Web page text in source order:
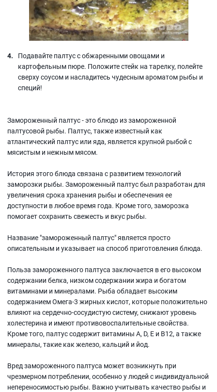
Подавайте палтус с обжаренными овощами и
картофельным пюре. Положите стейк на тарелку, полейте
сверху соусом и насладитесь чудесным ароматом рыбы и
специй!
Замороженный палтус - это блюдо из замороженной
палтусовой рыбы. Палтус, также известный как
атлантический палтус или яда, является крупной рыбой с
мясистым и нежным мясом.
История этого блюда связана с развитием технологий
заморозки рыбы. Замороженный палтус был разработан для
увеличения срока хранения рыбы и обеспечения ее
доступности в любое время года. Кроме того, заморозка
помогает сохранить свежесть и вкус рыбы.
Название "замороженный палтус" является просто
описательным и указывает на способ приготовления блюда.
Польза замороженного палтуса заключается в его высоком
содержании белка, низком содержании жира и богатом
витаминами и минералами. Рыба обладает высоким
содержанием Омега-3 жирных кислот, которые положительно
влияют на сердечно-сосудистую систему, снижают уровень
холестерина и имеют противовоспалительные свойства.
Кроме того, палтус содержит витамины A, D, E и В12, а также
минералы, такие как железо, кальций и йод.
Вред замороженного палтуса может возникнуть при
чрезмерном потреблении, особенно у людей с индивидуальной
непереносимостью рыбы. Важно учитывать качество рыбы и